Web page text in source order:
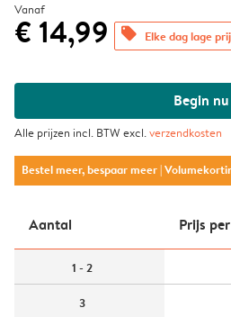
Vanaf
€ 14,99 offers Elke dag lage
Begin nu
Alle prijzen incl. BTW excl.verzendkosten
Bestel meer, bespaar meer|
Aantal Prijs
1 - 2
3